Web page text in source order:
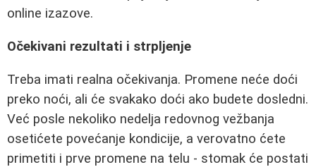
online izazove.
Očekivani rezultati i strpljenje
Treba imati realna očekivanja. Promene neće doći
preko noći, ali će svakako doći ako budete dosledni.
Već posle nekoliko nedelja redovnog vežbanja
osetićete povećanje kondicije, a verovatno ćete
primetiti i prve promene na telu - stomak će postati